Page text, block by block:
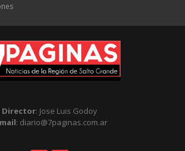
Director: Jose Luis Godoy
: diario@7paginas.com.ar